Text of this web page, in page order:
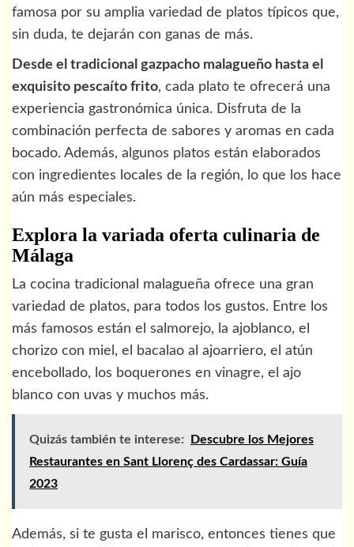
famosa por su amplia variedad de platos típicos que,
sin duda, te dejarán con ganas de más.
Desde el tradicional gazpacho malagueño hasta el
exquisito pescaíto frito, cada plato te ofrecerá una
experiencia gastronómica única. Disfruta de la
combinación perfecta de sabores y aromas en cada
bocado. Además, algunos platos están elaborados
con ingredientes locales de la región, lo que los hace
aún más especiales.
Explora la variada oferta culinaria de
Málaga
La cocina tradicional malagueña ofrece una gran
variedad de platos, para todos los gustos. Entre los
más famosos están el salmorejo, la ajoblanco, el
chorizo con miel, el bacalao al ajoarriero, el atún
encebollado, los boquerones en vinagre, el ajo
blanco con uvas y muchos más.
Quizás también te interese:
Descubre los Mejores
Restaurantes en Sant Llorenç des Cardassar: Guía
2023
Además, si te gusta el marisco, entonces tienes que